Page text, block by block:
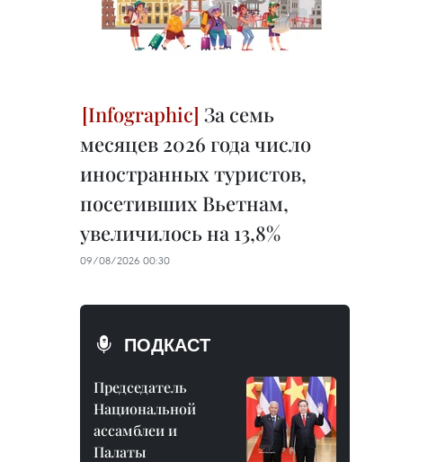
За семь
месяцев 2026 года число
иностранных туристов,
посетивших Вьетнам,
увеличилось на 13,8%
09/08/2026 00:30
ПОДКАСТ
Председатель
Национальной
ассамблеи и
Палаты